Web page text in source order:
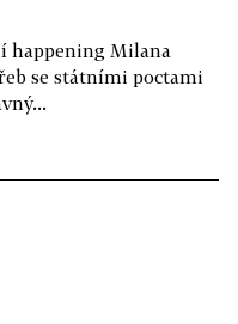
happening Milana
se státními poctami